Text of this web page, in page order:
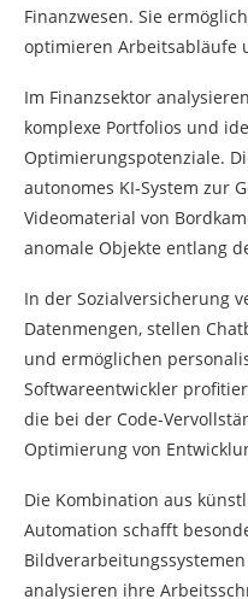
Finanzwesen. Sie
optimieren Arbeitsabläufe
Im Finanzsektor
komplexe Portfolios und
Optimierungspotenziale.
autonomes KI-System zur
Videomaterial von
anomale Objekte entlang
In der Sozialversicherung
Datenmengen, stellen
und ermöglichen
Softwareentwickler
die bei der Code-
Optimierung von
Die Kombination aus
Automation schafft
analysieren ihre